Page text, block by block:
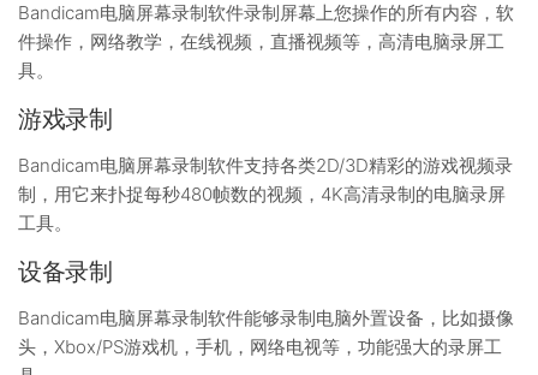
Bandicam电脑屏幕录制软件录制屏幕上您操作的所有内容，软
件操作，网络教学，在线视频，直播视频等，高清电脑录屏工
具。
游戏录制
Bandicam电脑屏幕录制软件支持各类2D/3D精彩的游戏视频录
制，用它来扑捉每秒480帧数的视频，4K高清录制的电脑录屏
工具。
设备录制
Bandicam电脑屏幕录制软件能够录制电脑外置设备，比如摄像
头，Xbox/PS游戏机，手机，网络电视等，功能强大的录屏工